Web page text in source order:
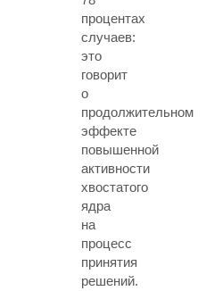
процентах
случаев:
это
говорит
о
продолжительном
эффекте
повышенной
активности
хвостатого
ядра
на
процесс
принятия
решений.